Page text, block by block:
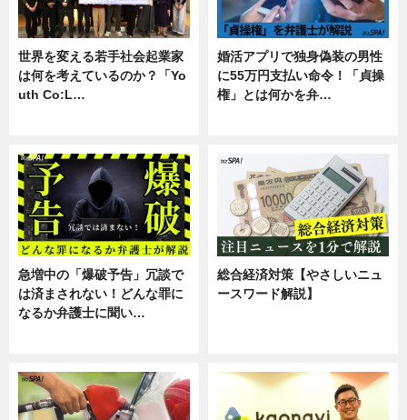
世界を変える若手社会起業家
は何を考えているのか？「Yo
uth Co:L…
婚活アプリで独身偽装の男性
に55万円支払い命令！「貞操
権」とは何かを弁…
急増中の「爆破予告」冗談で
は済まされない！どんな罪に
なるか弁護士に聞い…
総合経済対策【やさしいニュ
ースワード解説】